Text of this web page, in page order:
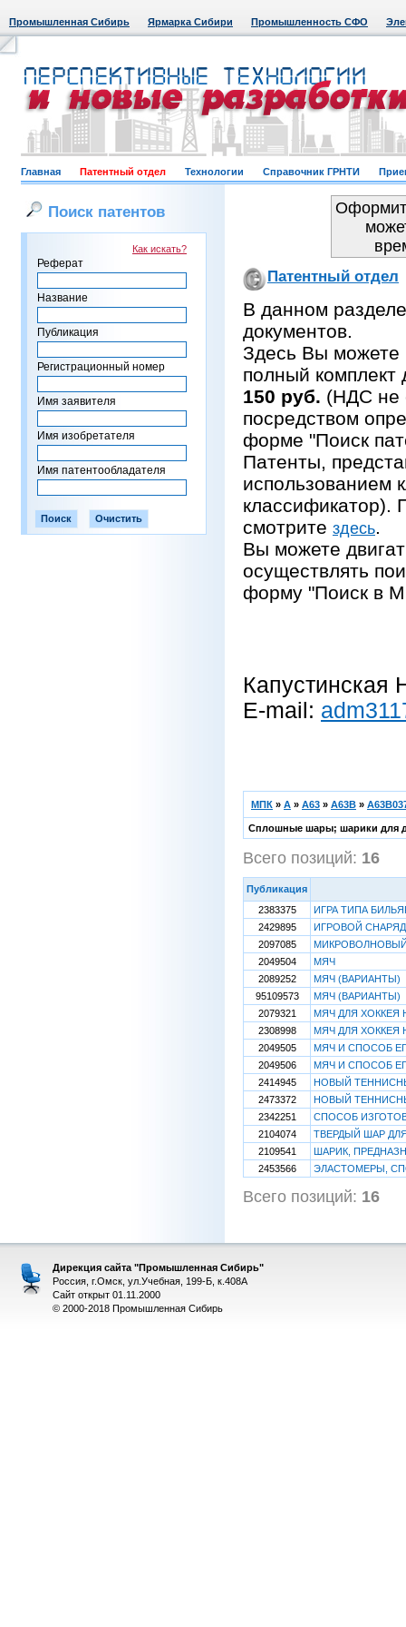
Промышленная Сибирь Ярмарка Сибири Промышленность СФО
Главная Патентный отдел Технологии Справочник ГРНТИ
Поиск патентов
Как искать?
Реферат
Название
Публикация
Регистрационный номер
Имя заявителя
Имя изобретателя
Имя патентообладателя
Патентный отдел
В данном
документов.
Здесь Вы можете
полный комплект
150 руб. (НДС не
посредством
форме "Поиск
Патенты,
использованием
классификатор).
смотрите здесь.
Вы можете
осуществлять
форму "Поиск в
Капустинская
E-mail:
МПК » A » A63 » A63B »
Сплошные шары; шарики для
Всего позиций: 16
Публикация
2383375
ИГРА ТИПА
2429895
ИГРОВОЙ
2097085
2049504
МЯЧ
2089252
МЯЧ (ВАРИАНТЫ)
95109573
МЯЧ (ВАРИАНТЫ)
2079321
МЯЧ ДЛЯ ХОККЕЯ
2308998
МЯЧ ДЛЯ ХОККЕЯ
2049505
МЯЧ И СПОСОБ
2049506
МЯЧ И СПОСОБ
2414945
НОВЫЙ
2473372
НОВЫЙ
2342251
СПОСОБ
2104074
ТВЕРДЫЙ ШАР
2109541
ШАРИК,
2453566
ЭЛАСТОМЕРЫ,
Всего позиций: 16
Дирекция сайта "Промышленная Сибирь"
Россия, г.Омск, ул.Учебная, 199-Б, к.408А
Сайт открыт 01.11.2000
© 2000-2018 Промышленная Сибирь